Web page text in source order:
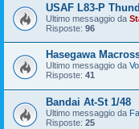
USAF L83-P
Ultimo messaggio da
Risposte: 96
Hasegawa
Ultimo messaggio da
Risposte: 41
Bandai At-St 1/48
Ultimo messaggio da
Risposte: 25